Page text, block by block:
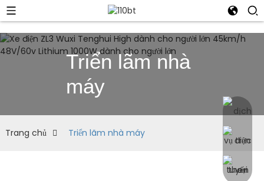
Triển lãm nhà
máy
Trang chủ Triển lãm nhà máy